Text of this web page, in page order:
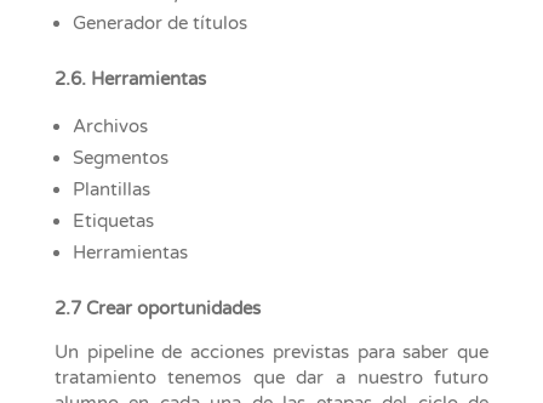
Generador de títulos
2.6. Herramientas
Archivos
Segmentos
Plantillas
Etiquetas
Herramientas
2.7 Crear oportunidades
Un pipeline de acciones previstas para saber que
tratamiento tenemos que dar a nuestro futuro